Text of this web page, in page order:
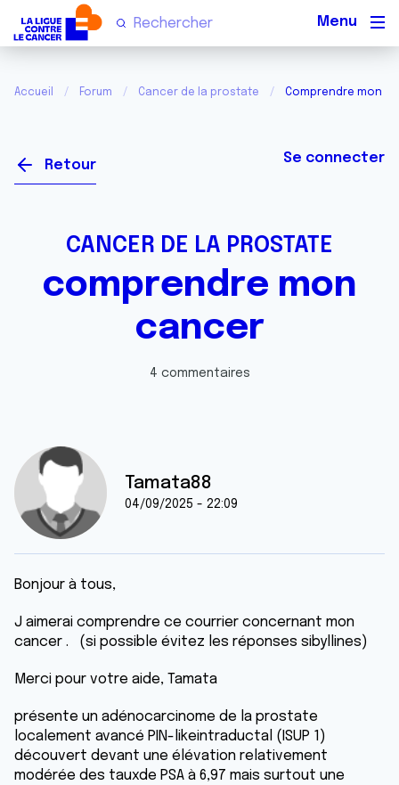
Accueil Forum Cancer de la prostate Comprendre mon
Retour Se connecter
CANCER DE LA PROSTATE
comprendre mon
cancer
4 commentaires
Tamata88
04/09/2025 - 22:09
Bonjour à tous,
J aimerai comprendre ce courrier concernant mon
cancer . (si possible évitez les réponses sibyllines)
Merci pour votre aide, Tamata
présente un adénocarcinome de la prostate
localement avancé PIN-likeintraductal (ISUP 1)
découvert devant une élévation relativement
modérée des tauxde PSA à 6,97 mais surtout une